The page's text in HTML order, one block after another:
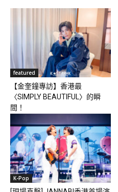
featured
【金奎鐘專訪】香港最
〈SIMPLY BEAUTIFUL〉的瞬
間！
K-Pop